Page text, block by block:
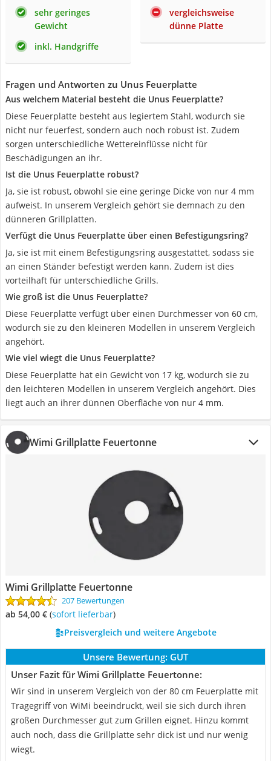
sehr geringes
Gewicht
inkl. Handgriffe
vergleichsweise
dünne Platte
Fragen und Antworten zu Unus Feuerplatte
Aus welchem Material besteht die Unus Feuerplatte?
Diese Feuerplatte besteht aus legiertem Stahl, wodurch sie
nicht nur feuerfest, sondern auch noch robust ist. Zudem
sorgen unterschiedliche Wettereinflüsse nicht für
Beschädigungen an ihr.
Ist die Unus Feuerplatte robust?
Ja, sie ist robust, obwohl sie eine geringe Dicke von nur 4 mm
aufweist. In unserem Vergleich gehört sie demnach zu den
dünneren Grillplatten.
Verfügt die Unus Feuerplatte über einen Befestigungsring?
Ja, sie ist mit einem Befestigungsring ausgestattet, sodass sie
an einen Ständer befestigt werden kann. Zudem ist dies
vorteilhaft für unterschiedliche Grills.
Wie groß ist die Unus Feuerplatte?
Diese Feuerplatte verfügt über einen Durchmesser von 60 cm,
wodurch sie zu den kleineren Modellen in unserem Vergleich
angehört.
Wie viel wiegt die Unus Feuerplatte?
Diese Feuerplatte hat ein Gewicht von 17 kg, wodurch sie zu
den leichteren Modellen in unserem Vergleich angehört. Dies
liegt auch an ihrer dünnen Oberfläche von nur 4 mm.
Wimi Grillplatte Feuertonne
Wimi Grillplatte Feuertonne
207 Bewertungen
ab 54,00 € ( Sofort lieferbar)
Preisvergleich und weitere Angebote
Unsere Bewertung: GUT
Unser Fazit für Wimi Grillplatte Feuertonne:
Wir sind in unserem Vergleich von der 80 cm Feuerplatte mit
Tragegriff von WiMi beeindruckt, weil sie sich durch ihren
großen Durchmesser gut zum Grillen eignet. Hinzu kommt
auch noch, dass die Grillplatte sehr dick ist und nur wenig
wiegt.